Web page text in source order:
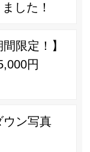
した！
限定！】
円
ウン写真